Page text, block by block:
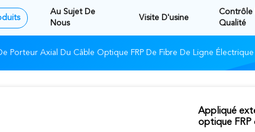
Au Sujet De
Nous
Visite D'usine
Contrôle
Qualité
Porteur Axial Du Câble Optique FRP De Fibre De Ligne Électrique
Appliqué
optique FRP